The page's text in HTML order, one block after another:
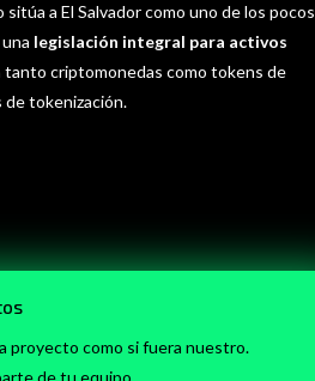
a El Salvador como uno de los pocos
legislación integral para activos
tanto criptomonedas como tokens de
tokenización.
proyecto como si fuera nuestro.